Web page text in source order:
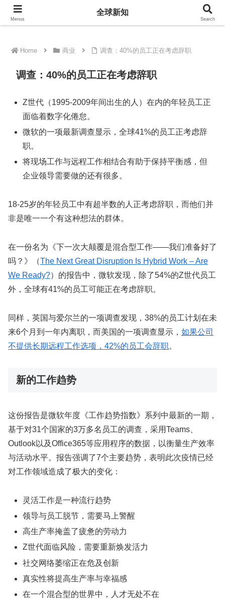
全球新知
Home 商业 调查：40%的员工正在考虑辞职
调查：40%的员工正在考虑辞职
Z世代（1995-2009年间出生的人）在内的年轻员工正
面临着数字化倦怠。
微软的一项最新调查显示，全球41%的员工正考虑辞
职。
将现场工作与远程工作相结合有助于保持平衡感，但
企业领导需要做的还有很多。
18-25岁的年轻员工中有超半数的人正考虑辞职，而他们并
非是唯一一个有这种想法的群体。
在一份名为《下一次大颠覆是混合型工作——我们准备好了
吗？》（The Next Great Disruption Is Hybrid Work – Are
We Ready?）的报告中，微软发现，除了54%的Z世代员工
外，全球有41%的员工可能正在考虑辞职。
同样，英国与爱尔兰的一项调查发现，38%的员工计划在未
来6个月到一年内离职，而美国的一项调查显示， 如果公司
不提供长期远程工作选项，42%的员工会辞职。
新的工作趋势
这份报告是微软年度《工作趋势指数》系列中最新的一期，
基于对31个国家的3万多名员工的调查，采用Teams、
Outlook以及Office365等应用程序的数据，以衡量生产效率
与活动水平。报告强调了7个主要趋势，表明此次疫情已经
对工作领域造成了极大的变化：
灵活工作是一种流行趋势
领导与员工脱节，需要马上警醒
高生产率掩盖了疲惫的劳动力
Z世代面临风险，需要重新焕发活力
社交网络萎缩正在危及创新
真实性将提高生产率与幸福感
在一个混合型的世界中，人才无处不在
Menus
全球新知
Search